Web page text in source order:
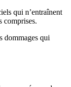
qui n’entraînent
comprises.
dommages qui